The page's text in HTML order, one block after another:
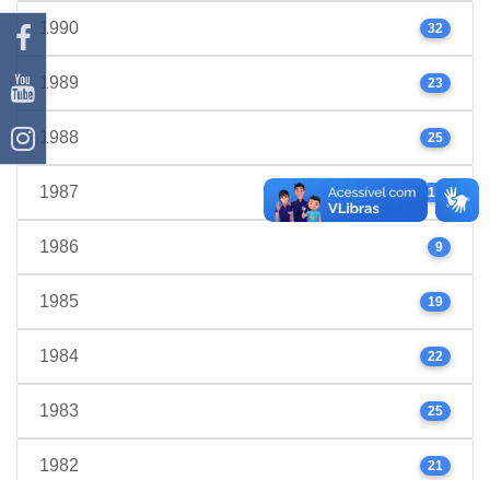
1990 32
1989 23
1988 25
1987 17
1986 9
1985 19
1984 22
1983 25
1982 21